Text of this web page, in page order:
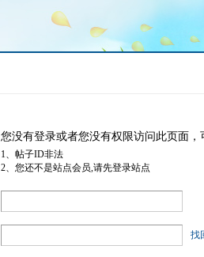
您没有登录或者您没有权限访问此页面
1、帖子ID非法
2、您还不是站点会员,请先登录站点
找